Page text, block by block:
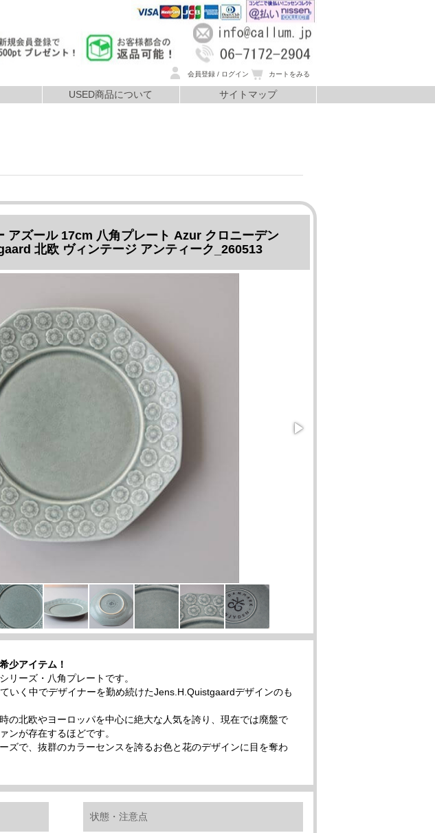
会員登録 / ログイン カートをみる
USED商品について
サイトマップ
アズール 17cm 八角プレート Azur クロニーデン
北欧 ヴィンテージ アンティーク_260513
少アイテム！
リーズ・八角プレートです。
いく中でデザイナーを勤め続けたJens.H.Quistgaardデザインのも
の北欧やヨーロッパを中心に絶大な人気を誇り、現在では廃盤で
ンが存在するほどです。
ズで、抜群のカラーセンスを誇るお色と花のデザインに目を奪わ
状態・注意点